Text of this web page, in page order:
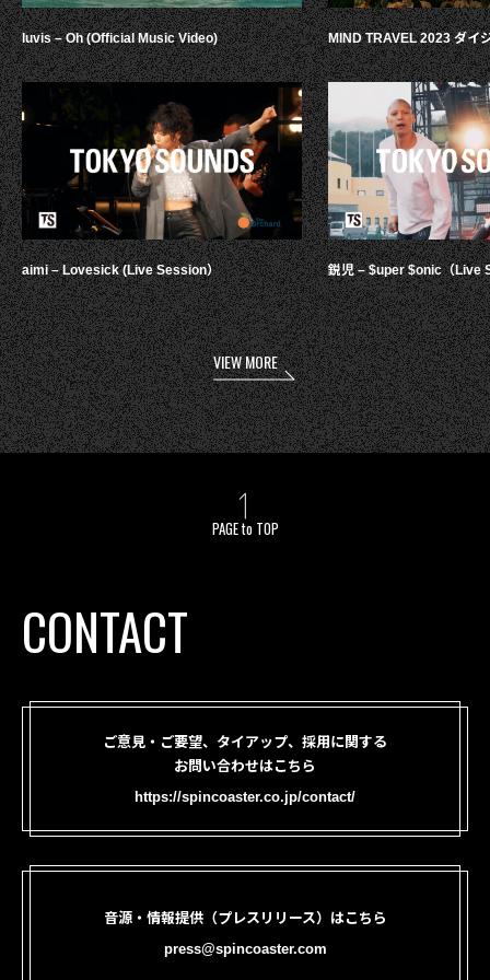
luvis – Oh (Official Music Video)
aimi – Lovesick (Live Session）
MIND TRAVEL 2023 ダイ
鋭児 – $uper $onic（Live
VIEW MORE
PAGE to TOP
CONTACT
ご意見・ご要望、タイアップ、採用に関する
お問い合わせはこちら
https://spincoaster.co.jp/contact/
音源・情報提供（プレスリリース）はこちら
press@spincoaster.com